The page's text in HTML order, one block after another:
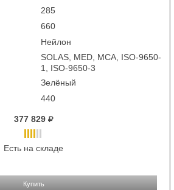
285
660
Нейлон
SOLAS, MED, MCA, ISO-9650-
1, ISO-9650-3
Зелёный
440
377 829
Есть на складе
Купить